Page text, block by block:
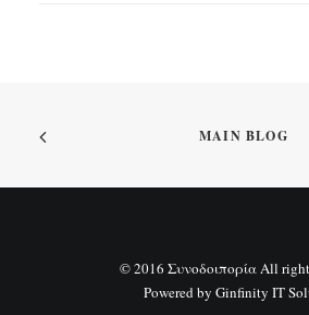
MAIN BLOG
© 2016 Συνοδοιπορία All
Powered by Ginfinity IT